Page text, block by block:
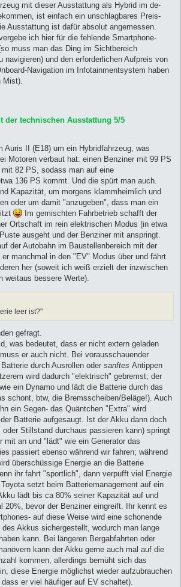
mit dieser Ausstattung als Hybrid im de-
ist einfach ein unschlagbares Preis-
Ausstattung ist dafür absolut angemessen.
ich hier für die fehlende Smartphone-
muss man das Ding im Sichtbereich
navigieren) und den erforderlichen Aufpreis von
Navigation im Infotainmentsystem haben
Mist).
der technischen Ausstattung 5/5
Auris II (E18) um ein Hybridfahrzeug, was
Motoren verbaut hat: einen Benziner mit 99 PS
82 PS, sodass man auf eine
136 PS kommt. Und die spürt man auch.
Kapazität, um morgens klammheimlich und
oder um damit "anzugeben", dass man ein
Im gemischten Fahrbetrieb schafft der
Ortschaft im rein elektrischen Modus (in etwa
ausgeht und der Benziner mit anspringt.
der Autobahn im Baustellenbereich mit der
manchmal in den "EV" Modus über und fährt
her (soweit ich weiß erzielt der inzwischen
weitaus bessere Werte).
leer ist?"
gefragt.
was bedeutet, dass er nicht extern geladen
er auch nicht. Bei vorausschauender
durch Ausrollen oder sanftes Antippen
wird dadurch "elektrisch" gebremst; der
ein Dynamo und lädt die Batterie durch das
schont, btw, die Bremsscheiben/Beläge!). Auch
ein Segen- das Quäntchen "Extra" wird
Batterie aufgesaugt. Ist der Akku dann doch
Stillstand durchaus passieren kann) springt
mit an und "lädt" wie ein Generator das
passiert ebenso während wir fahren; während
überschüssige Energie an die Batterie
ihr fahrt "sportlich", dann verpufft viel Energie
setzt beim Batteriemanagement auf ein
lädt bis ca 80% seiner Kapazität auf und
20%, bevor der Benziner eingreift. Ihr kennt es
auf diese Weise wird eine schonende
Akkus sichergestellt, wodurch man lange
kann. Bei längeren Bergabfahrten oder
kann der Akku gerne auch mal auf die
kommen, allerdings bemüht sich das
diese Energie möglichst wieder aufzubrauchen
er viel häufiger auf EV schaltet).